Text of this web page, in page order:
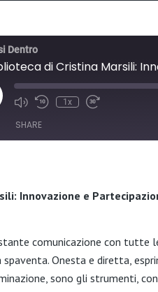
Dentro
di Cristina Marsili:
1x
SHARE
Innovazione e
comunicazione con tutte
Onesta e diretta,
sono gli strumenti,